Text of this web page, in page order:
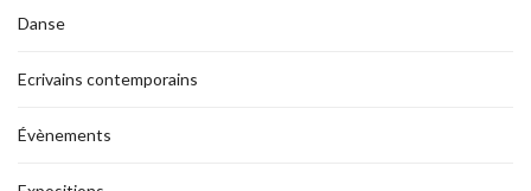
Danse
Ecrivains contemporains
Évènements